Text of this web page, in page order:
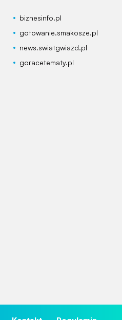
biznesinfo.pl
gotowanie.smakosze.pl
news.swiatgwiazd.pl
goracetematy.pl